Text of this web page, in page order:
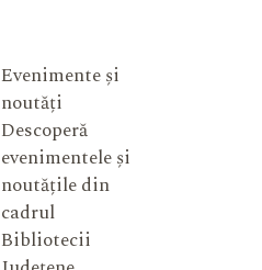
Evenimente și
noutăți
Descoperă
evenimentele și
noutățile din
cadrul
Bibliotecii